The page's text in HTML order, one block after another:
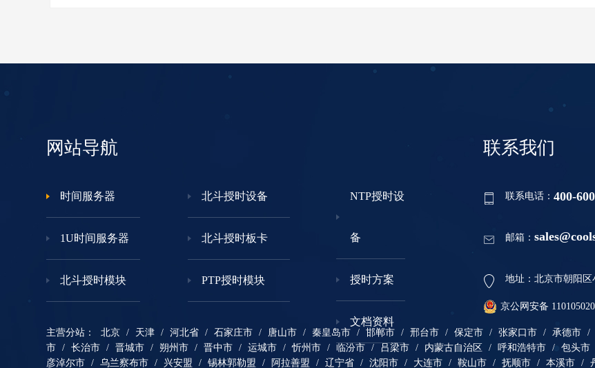
网站导航
时间服务器 北斗授时设备 NTP授时设
备
1U时间服务器 北斗授时板卡
授时方案
北斗授时模块 PTP授时模块
文档资料
联系我们
联系电话：400-
邮箱：
地址：北京市朝阳区
京公网安备
主营分站： 北京 / 天津 / 河北省 / 石家庄市 / 唐山市 / 秦皇岛市 / 邯郸市 / 邢台市 / 保定市 / 张家口市 / 承德市 /
市 / 长治市 / 晋城市 / 朔州市 / 晋中市 / 运城市 / 忻州市 / 临汾市 / 吕梁市 / 内蒙古自治区 / 呼和浩特市 / 包头市
彦淖尔市 / 乌兰察布市 / 兴安盟 / 锡林郭勒盟 / 阿拉善盟 / 辽宁省 / 沈阳市 / 大连市 / 鞍山市 / 抚顺市 / 本溪市 /